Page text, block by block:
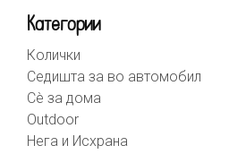
Категории
Колички
Седишта за во автомобил
Сè за дома
Outdoor
Нега и Исхрана